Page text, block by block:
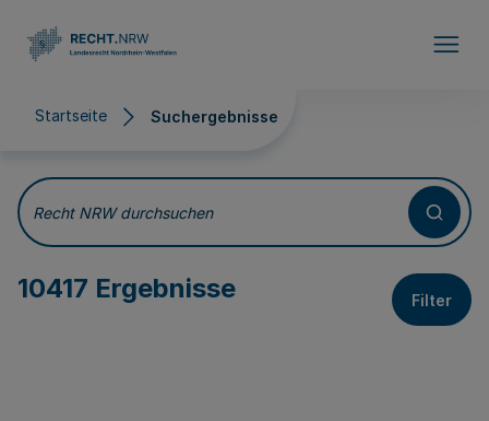
Startseite Suchergebnisse
Suchergebnisse
Recht NRW durchsuchen
10417 Ergebnisse Filter